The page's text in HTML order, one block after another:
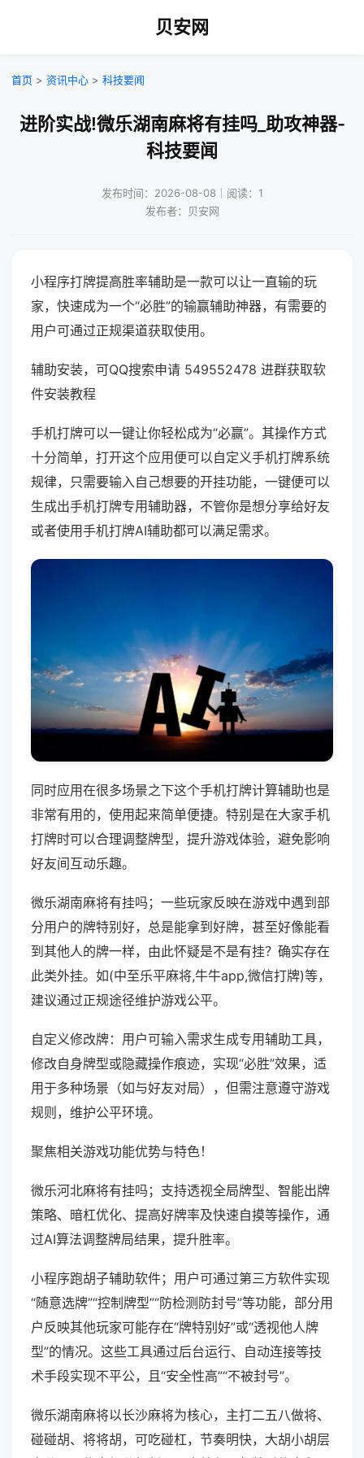
贝安网
首页 > 资讯中心 > 科技要闻
进阶实战!微乐湖南麻将有挂吗_助攻神器-
科技要闻
发布时间：2026-08-08｜阅读：1
发布者：贝安网
小程序打牌提高胜率辅助是一款可以让一直输的玩
家，快速成为一个“必胜”的输赢辅助神器，有需要的
用户可通过正规渠道获取使用。
辅助安装，可QQ搜索申请 549552478 进群获取软
件安装教程
手机打牌可以一键让你轻松成为“必赢”。其操作方式
十分简单，打开这个应用便可以自定义手机打牌系统
规律，只需要输入自己想要的开挂功能，一键便可以
生成出手机打牌专用辅助器，不管你是想分享给好友
或者使用手机打牌AI辅助都可以满足需求。
同时应用在很多场景之下这个手机打牌计算辅助也是
非常有用的，使用起来简单便捷。特别是在大家手机
打牌时可以合理调整牌型，提升游戏体验，避免影响
好友间互动乐趣。
微乐湖南麻将有挂吗；一些玩家反映在游戏中遇到部
分用户的牌特别好，总是能拿到好牌，甚至好像能看
到其他人的牌一样，由此怀疑是不是有挂？确实存在
此类外挂。如(中至乐平麻将,牛牛app,微信打牌)等，
建议通过正规途径维护游戏公平。
自定义修改牌：用户可输入需求生成专用辅助工具，
修改自身牌型或隐藏操作痕迹，实现“必胜”效果，适
用于多种场景（如与好友对局），但需注意遵守游戏
规则，维护公平环境。
聚焦相关游戏功能优势与特色！
微乐河北麻将有挂吗；支持透视全局牌型、智能出牌
策略、暗杠优化、提高好牌率及快速自摸等操作，通
过AI算法调整牌局结果，提升胜率。
小程序跑胡子辅助软件；用户可通过第三方软件实现
“随意选牌”“控制牌型”“防检测防封号”等功能，部分用
户反映其他玩家可能存在“牌特别好”或“透视他人牌
型”的情况。这些工具通过后台运行、自动连接等技
术手段实现不平公，且“安全性高”“不被封号”。
微乐湖南麻将以长沙麻将为核心，主打二五八做将、
碰碰胡、将将胡，可吃碰杠，节奏明快，大胡小胡层